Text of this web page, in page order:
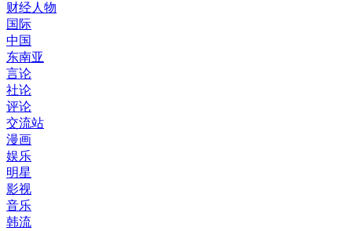
财经人物
国际
中国
东南亚
言论
社论
评论
交流站
漫画
娱乐
明星
影视
音乐
韩流